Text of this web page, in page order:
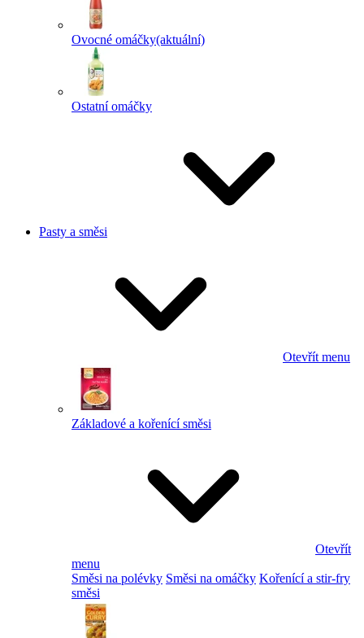
Ovocné omáčky(aktuální)
Ostatní omáčky
Pasty a směsi
Otevřít menu
Základové a kořenící směsi
Otevřít
menu
Směsi na polévky Směsi na omáčky Kořenící a stir-fry
směsi